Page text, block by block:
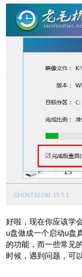
好啦，现在你应该学
u盘做成一个启动u盘
的功能，而一些常见
时候，遇到问题，可